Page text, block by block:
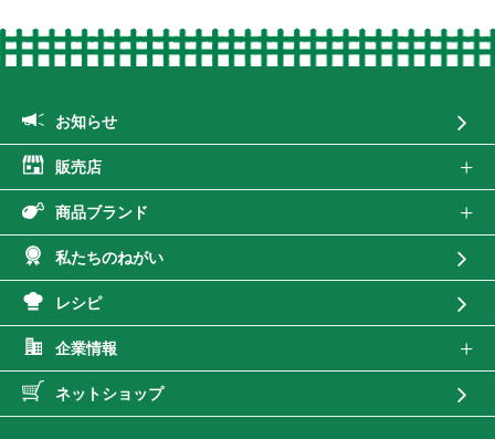
お知らせ
販売店
商品ブランド
私たちのねがい
レシピ
企業情報
ネットショップ